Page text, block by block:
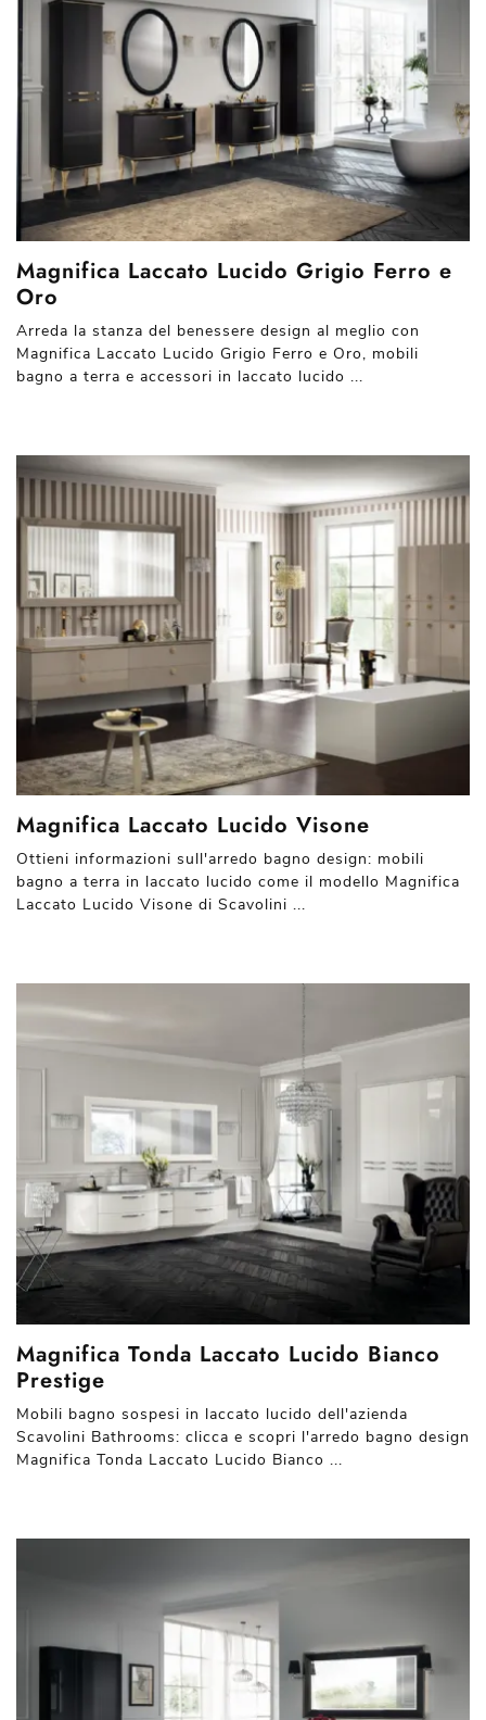
Magnifica Laccato Lucido Grigio Ferro e
Oro
Arreda la stanza del benessere design al meglio con
Magnifica Laccato Lucido Grigio Ferro e Oro, mobili
bagno a terra e accessori in laccato lucido ...
Magnifica Laccato Lucido Visone
Ottieni informazioni sull'arredo bagno design: mobili
bagno a terra in laccato lucido come il modello Magnifica
Laccato Lucido Visone di Scavolini ...
Magnifica Tonda Laccato Lucido Bianco
Prestige
Mobili bagno sospesi in laccato lucido dell'azienda
Scavolini Bathrooms: clicca e scopri l'arredo bagno design
Magnifica Tonda Laccato Lucido Bianco ...